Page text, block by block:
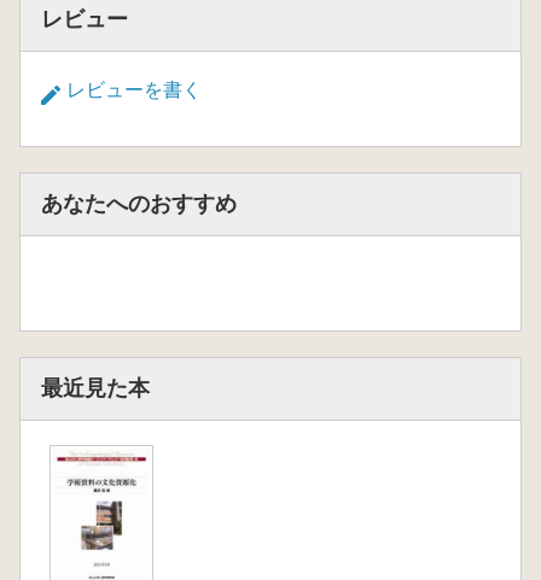
レビュー
レビューを書く
あなたへのおすすめ
最近見た本